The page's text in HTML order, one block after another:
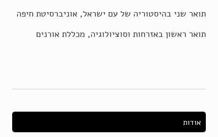
תואר שני בהיסטוריה של עם ישראל, אוניברסיטת חיפה
תואר ראשון באזרחות וסוציולוגיה, מכללת אורנים
אודות